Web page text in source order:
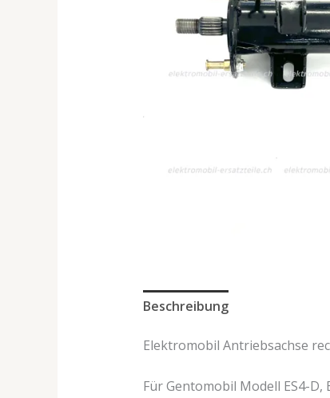
Beschreibung
Elektromobil Antriebsachse
Für Gentomobil Modell ES4-D,